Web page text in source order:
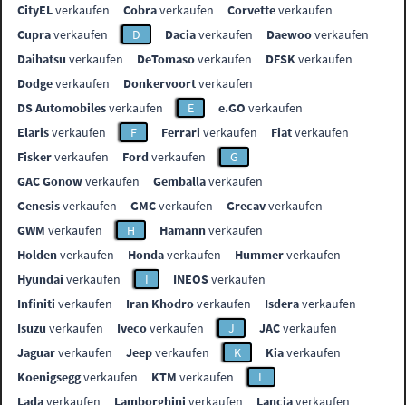
CityELverkaufen Cobraverkaufen Corvetteverkaufen
Cupraverkaufen D Daciaverkaufen Daewooverkaufen
Daihatsu verkaufen DeTomasoverkaufen DFSKverkaufen
Dodgeverkaufen Donkervoortverkaufen
DS Automobilesverkaufen E e.GO verkaufen
Elarisverkaufen F Ferrari verkaufen Fiatverkaufen
Fiskerverkaufen Fordverkaufen
G
GAC Gonowverkaufen Gemballaverkaufen
Genesisverkaufen GMCverkaufen Grecavverkaufen
GWM verkaufen H Hamannverkaufen
Holdenverkaufen Hondaverkaufen Hummerverkaufen
Hyundai verkaufen I INEOSverkaufen
Infiniti verkaufen Iran Khodroverkaufen Isderaverkaufen
Isuzu verkaufen Ivecoverkaufen J JACverkaufen
Jaguarverkaufen Jeepverkaufen K Kiaverkaufen
Koenigseggverkaufen KTM verkaufen
L
Ladaverkaufen Lamborghini verkaufen Lanciaverkaufen